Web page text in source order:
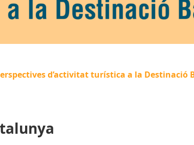
d’activitat turística a la Destinació